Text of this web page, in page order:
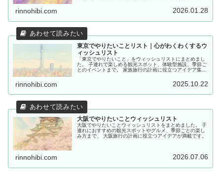
rinnohibi.com 2026.01.28
東京でやりたいことリスト｜心がわくわくするウ
ィッシュリスト
「東京でやりたいこと」をウィッシュリストにまとめまし
た。 子連れで楽しめる観光スポット、体験型施設、季節ご
とのイベントまで。 家族旅行の計画に役立つアイデア集で
rinnohibi.com 2025.10.22
大阪でやりたいことウィッシュリスト
大阪でやりたいことウィッシュリストをまとめました。 子
連れにおすすめの観光スポットやグルメ、季節ごとの楽し
み方まで、 大阪旅行の計画に役立つアイデアが満載です。
rinnohibi.com 2026.07.06